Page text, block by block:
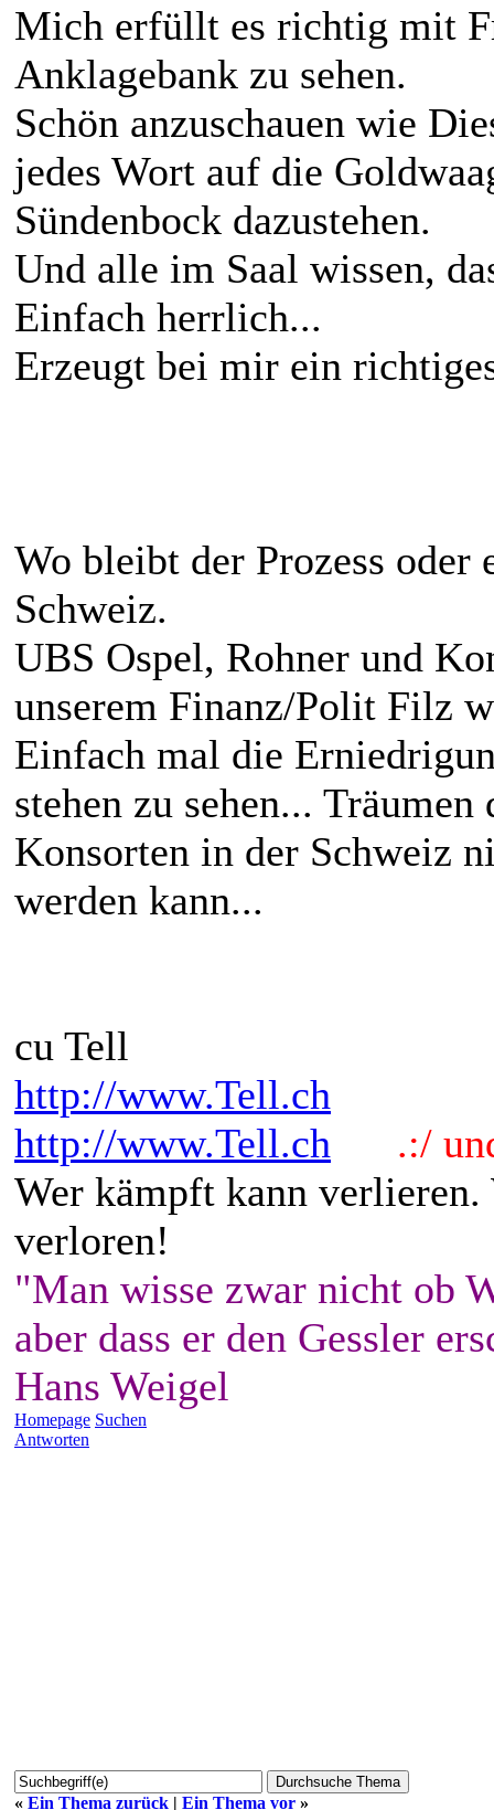
Mich erfüllt es richtig mit
Anklagebank zu sehen.
Schön anzuschauen wie
jedes Wort auf die
Sündenbock dazustehen.
Und alle im Saal wissen,
Einfach herrlich...
Erzeugt bei mir ein
Wo bleibt der Prozess oder
Schweiz.
UBS Ospel, Rohner und
unserem Finanz/Polit Filz
Einfach mal die
stehen zu sehen...
Konsorten in der Schweiz
werden kann...
cu Tell
http://www.Tell.ch
http://www.Tell.ch
.:/
Wer kämpft kann
verloren!
"Man wisse zwar nicht ob
aber dass er den Gessler
Hans Weigel
Homepage Suchen
Antworten
« Ein Thema zurück | Ein Thema vor »